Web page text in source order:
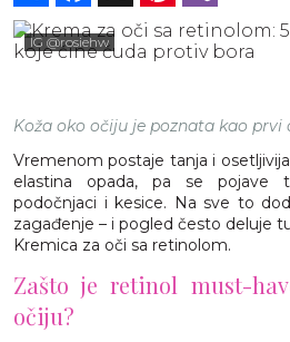
IG @rosiehw
Koža oko očiju je poznata kao prvi
Vremenom postaje tanja i
elastina opada, pa se pojave
podočnjaci i kesice. Na sve to
zagađenje – i pogled često deluje
Kremica za oči sa retinolom.
Zašto je retinol must-
očiju?